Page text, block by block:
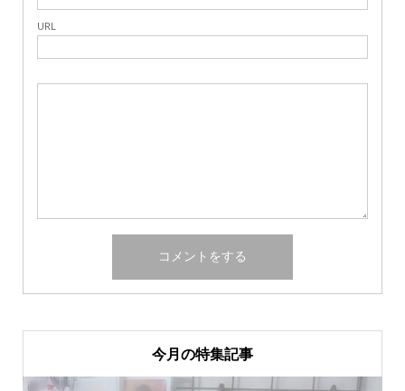
URL
今月の特集記事